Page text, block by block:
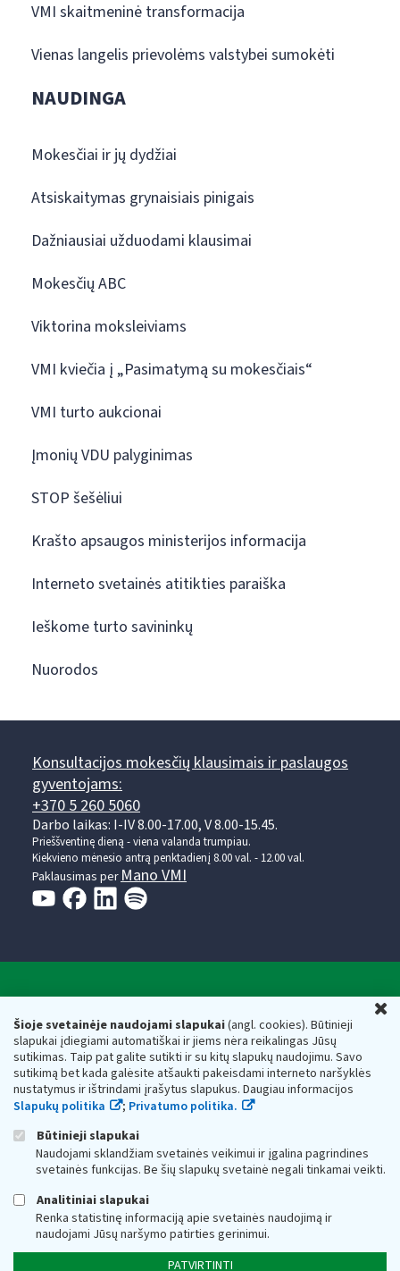
Šioje svetainėje naudojami slapukai(angl. cookies). Būtinieji
slapukai įdiegiami automatiškai ir jiems nėra reikalingas Jūsų
sutikimas. Taip pat galite sutikti ir su kitų slapukų naudojimu. Savo
sutikimą bet kada galėsite atšaukti pakeisdami interneto naršyklės
nustatymus ir ištrindami įrašytus slapukus. Daugiau informacijos
Slapukų politika
; Privatumo politika.
Būtinieji slapukai
Naudojami sklandžiam svetainės veikimui ir įgalina pagrindines
svetainės funkcijas. Be šių slapukų svetainė negali tinkamai veikti.
Analitiniai slapukai
Renka statistinę informaciją apie svetainės naudojimą ir
naudojami Jūsų naršymo patirties gerinimui.
PATVIRTINTI
VMI skaitmeninė transformacija
Vienas langelis prievolėms valstybei sumokėti
NAUDINGA
Mokesčiai ir jų dydžiai
Atsiskaitymas grynaisiais pinigais
Dažniausiai užduodami klausimai
Mokesčių ABC
Viktorina moksleiviams
VMI kviečia į „Pasimatymą su mokesčiais“
VMI turto aukcionai
Įmonių VDU palyginimas
STOP šešėliui
Krašto apsaugos ministerijos informacija
Interneto svetainės atitikties paraiška
Ieškome turto savininkų
Nuorodos
Konsultacijos mokesčių klausimais ir paslaugos
gyventojams:
+370 5 260 5060
Darbo laikas: I-IV 8.00-17.00, V 8.00-15.45.
Prieššventinę dieną - viena valanda trumpiau.
Kiekvieno mėnesio antrą penktadienį 8.00 val. - 12.00 val.
Paklausimas perMano VMI
Valstybinė mokesčių inspekcija prie Lietuvos
Respublikos finansų ministerijos
Biudžetinė įstaiga. Juridinio asmens kodas — 188659752,
adresas: Vasario 16-osios g. 14, 01107 Vilnius, Lietuva, el.paštas:
vmi@vmi.lt , E. pristatymo dėžutės adresas 188659752
Duomenys apie Valstybinę mokesčių inspekciją prie Lietuvos
Respublikos finansų ministerijos kaupiami ir saugomi Juridinių